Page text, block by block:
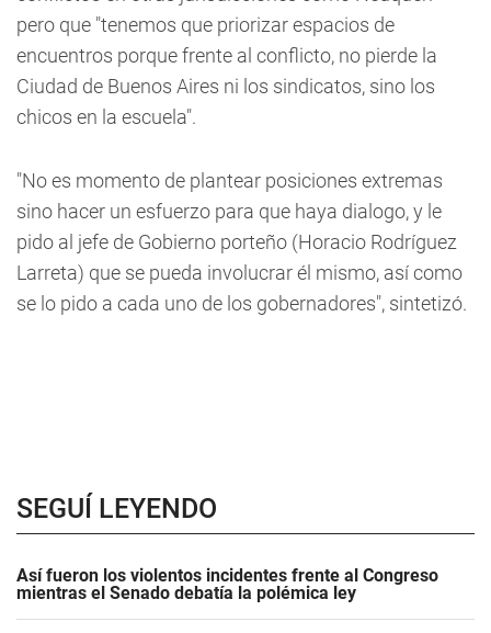
pero que "tenemos que priorizar espacios de
encuentros porque frente al conflicto, no pierde la
Ciudad de Buenos Aires ni los sindicatos, sino los
chicos en la escuela".
"No es momento de plantear posiciones extremas
sino hacer un esfuerzo para que haya dialogo, y le
pido al jefe de Gobierno porteño (Horacio Rodríguez
Larreta) que se pueda involucrar él mismo, así como
se lo pido a cada uno de los gobernadores", sintetizó.
SEGUÍ LEYENDO
Así fueron los violentos incidentes frente al Congreso
mientras el Senado debatía la polémica ley